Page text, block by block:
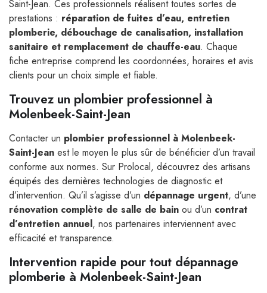
Saint-Jean. Ces professionnels réalisent toutes sortes de
prestations : réparation de fuites d’eau, entretien
plomberie, débouchage de canalisation, installation
sanitaire et remplacement de chauffe-eau. Chaque
fiche entreprise comprend les coordonnées, horaires et avis
clients pour un choix simple et fiable.
Trouvez un plombier professionnel à
Molenbeek-Saint-Jean
Contacter un plombier professionnel à Molenbeek-
Saint-Jean est le moyen le plus sûr de bénéficier d’un travail
conforme aux normes. Sur Prolocal, découvrez des artisans
équipés des dernières technologies de diagnostic et
d’intervention. Qu’il s’agisse d’un dépannage urgent, d’une
rénovation complète de salle de bain ou d’un contrat
d’entretien annuel, nos partenaires interviennent avec
efficacité et transparence.
Intervention rapide pour tout dépannage
plomberie à Molenbeek-Saint-Jean